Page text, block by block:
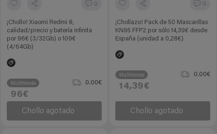
0
¡Chollo! Xiaomi Redmi 8,
calidad/precio y batería infinita
por 96€ (3/32Gb) o 109€
(4/64Gb)
Multitienda 0.00€
96€
Chollo agotado
0
¡Chollazo! Pack de 50 Mascarillas
KN95 FFP2 por sólo 14,39€ desde
España (unidad a 0,28€)
Multitienda 0.00€
14,39€
Chollo agotado